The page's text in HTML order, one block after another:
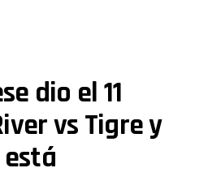
dio el 11
vs Tigre y